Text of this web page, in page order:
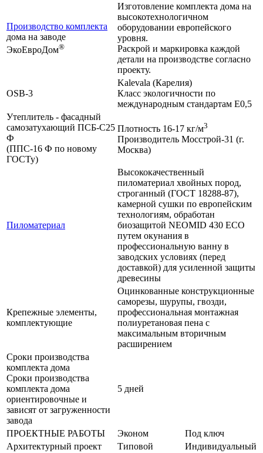
Производство комплекта
дома на заводе
ЭкоЕвроДом®
Изготовление комплекта дома на
высокотехнологичном
оборудовании европейского
уровня.
Раскрой и маркировка каждой
детали на производстве согласно
проекту.
OSB-3
Kalevala (Карелия)
Класс экологичности по
международным стандартам Е0,5
Утеплитель - фасадный
самозатухающий ПСБ-С25
Ф
(ППС-16 Ф по новому
ГОСТу)
Плотность 16-17 кг/м3
Производитель Мосстрой-31 (г.
Москва)
Пиломатериал
Высококачественный
пиломатериал хвойных пород,
строганный (ГОСТ 18288-87),
камерной сушки по европейским
технологиям, обработан
биозащитой NEOMID 430 ЕСО
путем окунания в
профессиональную ванну в
заводских условиях (перед
доставкой) для усиленной защиты
древесины
Крепежные элементы,
комплектующие
Оцинкованные конструкционные
саморезы, шурупы, гвозди,
профессиональная монтажная
полиуретановая пена с
максимальным вторичным
расширением
Сроки производства
комплекта дома
Сроки производства
комплекта дома
ориентировочные и
зависят от загруженности
завода
5 дней
ПРОЕКТНЫЕ РАБОТЫ Эконом
Под ключ
Архитектурный проект
Типовой
Индивидуальный